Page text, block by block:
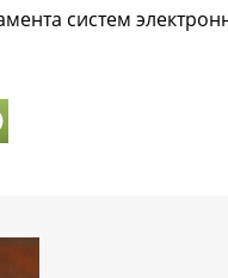
систем